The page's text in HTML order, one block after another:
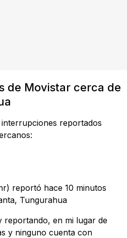
de Movistar cerca de
reportados
reportó hace 10 minutos
Tungurahua
reportando, en mi lugar de
y ninguno cuenta con